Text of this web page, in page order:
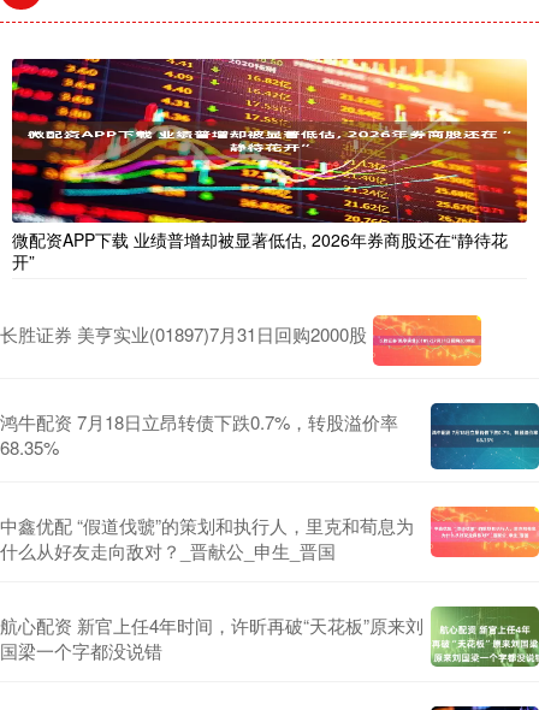
微配资APP下载 业绩普增却被显著低估, 2026年券商股还在“静待花
开”
长胜证券 美亨实业(01897)7月31日回购2000股
鸿牛配资 7月18日立昂转债下跌0.7%，转股溢价率
68.35%
中鑫优配 “假道伐虢”的策划和执行人，里克和荀息为
什么从好友走向敌对？_晋献公_申生_晋国
航心配资 新官上任4年时间，许昕再破“天花板”原来刘
国梁一个字都没说错